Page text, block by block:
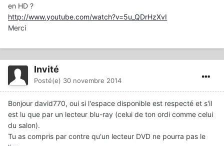
en HD ?
http://www.youtube.com/watch?v=5u_QDrHzXvI
Merci
Invité
Posté(e) 30 novembre 2014
Bonjour david770, oui si l'espace disponible est respecté et s'il
est lu que par un lecteur blu-ray (celui de ton ordi comme celui
du salon).
Tu as compris par contre qu'un lecteur DVD ne pourra pas le